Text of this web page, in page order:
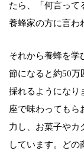
たら、「何言って
養蜂家の方に言わ
それから養蜂を学
節になると約50万
採れるようになり
座で味わってもら
力し、お菓子やカ
しています。ど